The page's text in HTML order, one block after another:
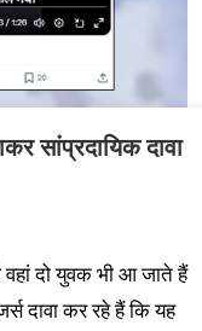
सांप्रदायिक दावा
वहां दो युवक भी आ जाते हैं
दावा कर रहे हैं कि यह